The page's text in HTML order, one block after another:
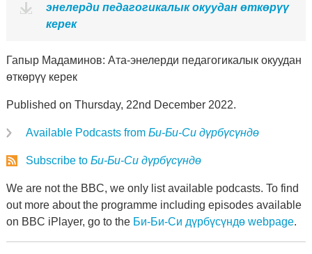
энелерди педагогикалык окуудан өткөрүү
керек
Гапыр Мадаминов: Ата-энелерди педагогикалык окуудан
өткөрүү керек
Published on Thursday, 22nd December 2022.
Available Podcasts from Би-Би-Си дүрбүсүндө
Subscribe to Би-Би-Си дүрбүсүндө
We are not the BBC, we only list available podcasts. To find
out more about the programme including episodes available
on BBC iPlayer, go to the Би-Би-Си дүрбүсүндө webpage.